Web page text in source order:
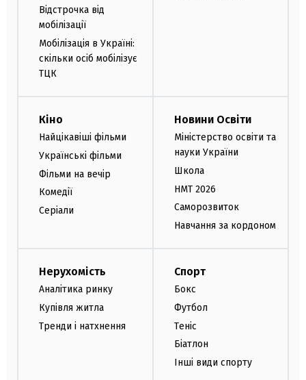
Відстрочка від
мобілізації
Мобілізація в Україні:
скільки осіб мобілізує
ТЦК
Кіно
Найцікавіші фільми
Українські фільми
Фільми на вечір
Комедії
Серіали
Новини Освіти
Міністерство освіти та
науки України
Школа
НМТ 2026
Саморозвиток
Навчання за кордоном
Нерухомість
Аналітика ринку
Купівля житла
Тренди і натхнення
Спорт
Бокс
Футбол
Теніс
Біатлон
Інші види спорту